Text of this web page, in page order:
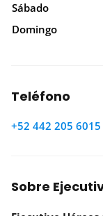
Sábado
Domingo
Teléfono
+52 442 205 6015
Sobre